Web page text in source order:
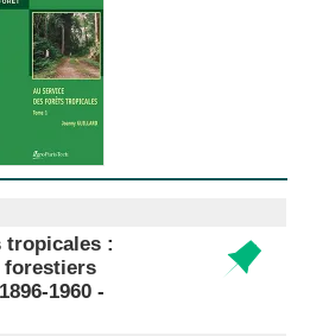
tropicales :
forestiers
1960 -